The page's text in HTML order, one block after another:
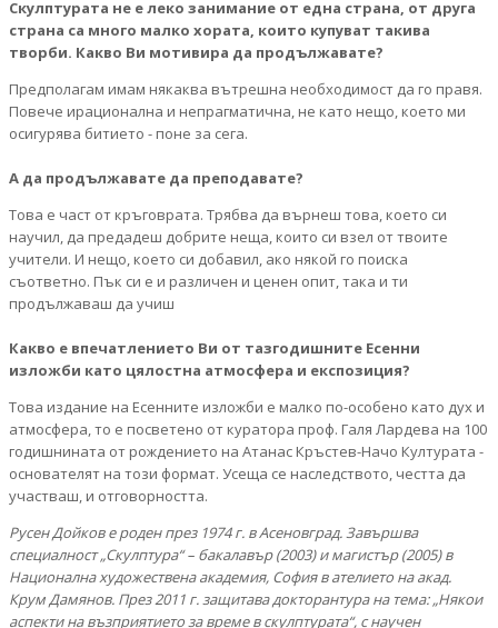
Скулптурата не е леко занимание от една страна, от друга
страна са много малко хората, които купуват такива
творби. Какво Ви мотивира да продължавате?
Предполагам имам някаква вътрешна необходимост да го правя.
Повече ирационална и непрагматична, не като нещо, което ми
осигурява битието - поне за сега.
А да продължавате да преподавате?
Това е част от кръговрата. Трябва да върнеш това, което си
научил, да предадеш добрите неща, които си взел от твоите
учители. И нещо, което си добавил, ако някой го поиска
съответно. Пък си е и различен и ценен опит, така и ти
продължаваш да учиш
Какво е впечатлението Ви от тазгодишните Есенни
изложби като цялостна атмосфера и експозиция?
Това издание на Есенните изложби е малко по-особено като дух и
атмосфера, то е посветено от куратора проф. Галя Лардева на 100
годишнината от рождението на Атанас Кръстев-Начо Културата -
основателят на този формат. Усеща се наследството, честта да
участваш, и отговорността.
Русен Дойков е роден през 1974 г. в Асеновград. Завършва
специалност „Скулптура“ – бакалавър (2003) и магистър (2005) в
Национална художествена академия, София в ателието на акад.
Крум Дамянов. През 2011 г. защитава докторантура на тема: „Някои
аспекти на възприятието за време в скулптурата“, с научен